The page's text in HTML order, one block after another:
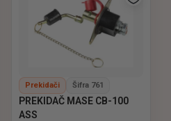
Prekidači Šifra 761
PREKIDAČ MASE CB-100
ASS